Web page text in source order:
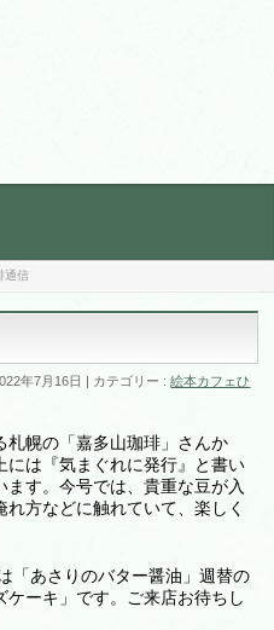
通信
年7月16日 カテゴリー :絵本カフェひ
札幌の「嘉多山珈琲」さんか
には『気まぐれに発行』と書い
す。今号では、貴重な豆が入
方などに触れていて、楽しく
「あさりのバター醤油」週替の
ーキ」です。ご来店お待ちし